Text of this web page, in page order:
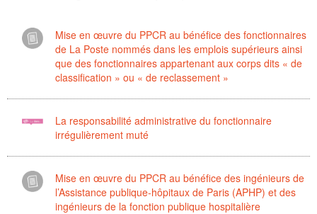
Mise en œuvre du PPCR au bénéfice des fonctionnaires
de La Poste nommés dans les emplois supérieurs ainsi
que des fonctionnaires appartenant aux corps dits « de
classification » ou « de reclassement »
La responsabilité administrative du fonctionnaire
irrégulièrement muté
Mise en œuvre du PPCR au bénéfice des ingénieurs de
l’Assistance publique-hôpitaux de Paris (APHP) et des
ingénieurs de la fonction publique hospitalière